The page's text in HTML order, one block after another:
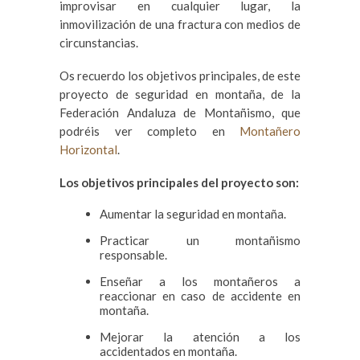
improvisar en cualquier lugar, la
inmovilización de una fractura con medios de
circunstancias.
Os recuerdo los objetivos principales, de este
proyecto de seguridad en montaña, de la
Federación Andaluza de Montañismo, que
podréis ver completo en Montañero
Horizontal.
Los objetivos principales del proyecto son:
Aumentar la seguridad en montaña.
Practicar un montañismo
responsable.
Enseñar a los montañeros a
reaccionar en caso de accidente en
montaña.
Mejorar la atención a los
accidentados en montaña.